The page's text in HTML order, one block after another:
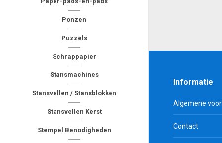
Ponzen
Puzzels
Schrappapier
Stansmachines
Stansvellen / Stansblokken
Stansvellen Kerst
Stempel Benodigheden
Informatie
Algemene
Contact